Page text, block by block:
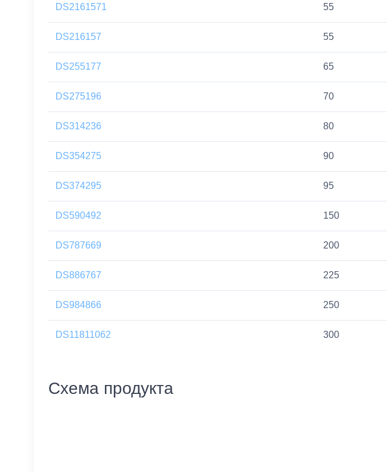
DS2161571 55
DS216157 55
DS255177 65
DS275196 70
DS314236 80
DS354275 90
DS374295 95
DS590492 150
DS787669 200
DS886767 225
DS984866 250
DS11811062 300
Схема продукта